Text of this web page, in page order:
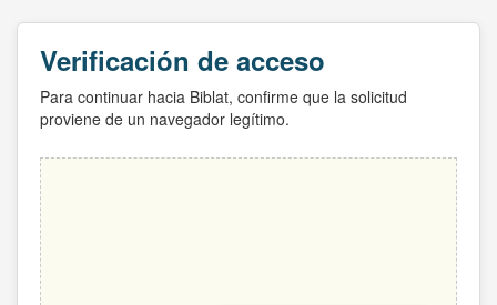
Verificación de acceso
Para continuar hacia Biblat, confirme que la solicitud
proviene de un navegador legítimo.